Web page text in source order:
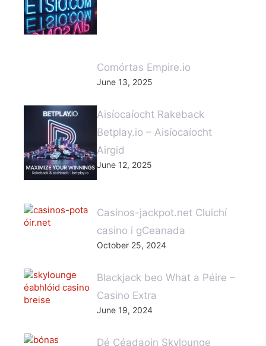
Comórtas Empire.io
June 13, 2025
Aisíocaíocht Rakeback
Betplay.io – Aisíocaíocht
Airgid
June 12, 2025
Casinos-jackpot.net Cluichí
casino i gCeanada
October 25, 2024
Blackjack beo What a Péire –
Casino Extra
June 19, 2024
Dé Céadaoin Skylounge